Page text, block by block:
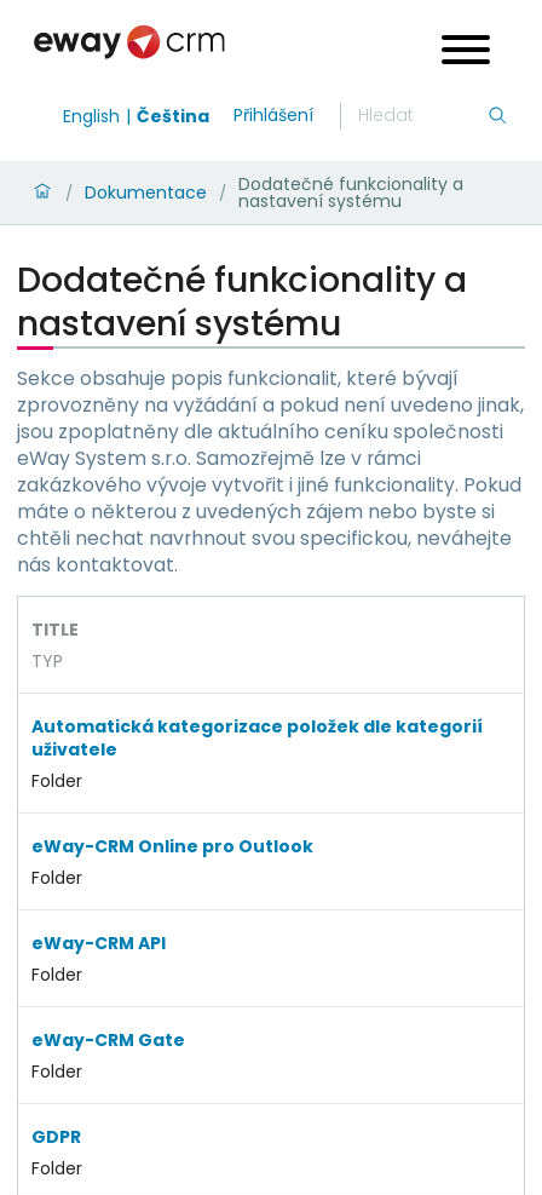
English Čeština Přihlášení
/ Dokumentace / Dodatečné funkcionality a
nastavení systému
Dodatečné funkcionality a
nastavení systému
Sekce obsahuje popis funkcionalit, které bývají
zprovozněny na vyžádání a pokud není uvedeno jinak,
jsou zpoplatněny dle aktuálního ceníku společnosti
eWay System s.r.o. Samozřejmě lze v rámci
zakázkového vývoje vytvořit i jiné funkcionality. Pokud
máte o některou z uvedených zájem nebo byste si
chtěli nechat navrhnout svou specifickou, neváhejte
nás kontaktovat.
TITLE
TYP
Automatická kategorizace položek dle kategorií
uživatele
Folder
eWay-CRM Online pro Outlook
Folder
eWay-CRM API
Folder
eWay-CRM Gate
Folder
GDPR
Folder